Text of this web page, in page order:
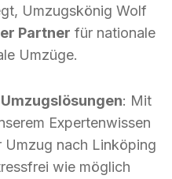
Umzugskönig Wolf
Partner für nationale
Umzüge.
: Mit
Expertenwissen
Umzug nach Linköping
wie möglich